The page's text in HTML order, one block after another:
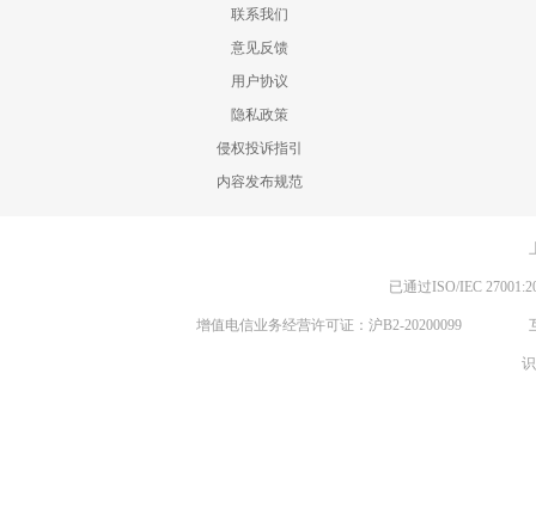
联系我们
意见反馈
用户协议
隐私政策
侵权投诉指引
内容发布规范
已通过ISO/IEC
增值电信业务经营许可证：沪B2-20200099